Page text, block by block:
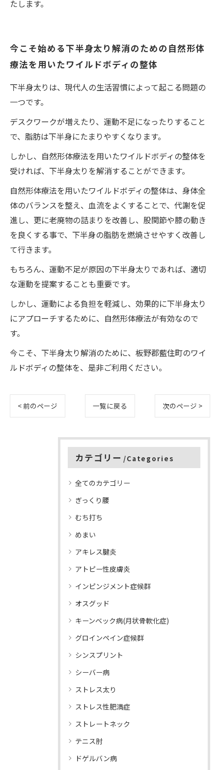
たします。
今こそ始める下半身太り解消のための自然形体
療法を用いたワイルドボディの整体
下半身太りは、現代人の生活習慣によって起こる問題の
一つです。
デスクワークが増えたり、運動不足になったりすること
で、脂肪は下半身にたまりやすくなります。
しかし、自然形体療法を用いたワイルドボディの整体を
受ければ、下半身太りを解消することができます。
自然形体療法を用いたワイルドボディの整体は、身体全
体のバランスを整え、血流をよくすることで、代謝を促
進し、更に老廃物の詰まりを改善し、股関節や膝の動き
を良くする事で、下半身の脂肪を燃焼させやすく改善し
て行きます。
もちろん、運動不足が原因の下半身太りであれば、適切
な運動を提案することも重要です。
しかし、運動による負担を軽減し、効果的に下半身太り
にアプローチするために、自然形体療法が有効なので
す。
今こそ、下半身太り解消のために、板野郡藍住町のワイ
ルドボディの整体を、是非ご利用ください。
< 前のページ 一覧に戻る 次のページ >
カテゴリー Categories
全てのカテゴリー
ぎっくり腰
むち打ち
めまい
アキレス腱炎
アトピー性皮膚炎
インピンジメント症候群
オスグッド
キーンベック病(月状骨軟化症)
グロインペイン症候群
シンスプリント
シーバー病
ストレス太り
ストレス性肥満症
ストレートネック
テニス肘
ドゲルバン病